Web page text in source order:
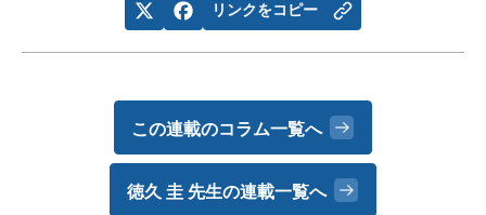
リンクをコピー
この連載のコラム一覧へ
徳久 圭 先生の連載一覧へ